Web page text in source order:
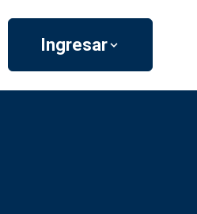
Ingresar